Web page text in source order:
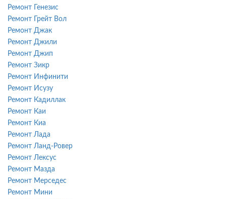
Ремонт Генезис
Ремонт Грейт Вол
Ремонт Джак
Ремонт Джили
Ремонт Джип
Ремонт Зикр
Ремонт Инфинити
Ремонт Исузу
Ремонт Кадиллак
Ремонт Каи
Ремонт Киа
Ремонт Лада
Ремонт Ланд-Ровер
Ремонт Лексус
Ремонт Мазда
Ремонт Мерседес
Ремонт Мини